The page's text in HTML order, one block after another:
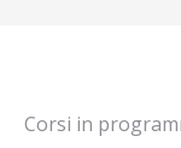
Corsi in